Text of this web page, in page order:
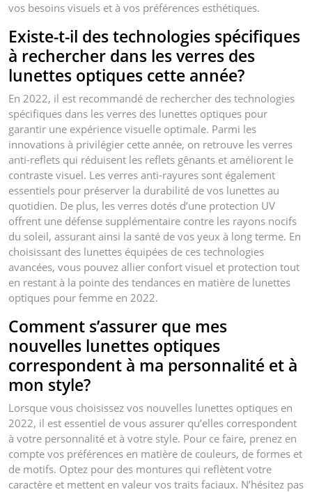
vos besoins visuels et à vos préférences esthétiques.
Existe-t-il des technologies spécifiques
à rechercher dans les verres des
lunettes optiques cette année?
En 2022, il est recommandé de rechercher des technologies
spécifiques dans les verres des lunettes optiques pour
garantir une expérience visuelle optimale. Parmi les
innovations à privilégier cette année, on retrouve les verres
anti-reflets qui réduisent les reflets gênants et améliorent le
contraste visuel. Les verres anti-rayures sont également
essentiels pour préserver la durabilité de vos lunettes au
quotidien. De plus, les verres dotés d’une protection UV
offrent une défense supplémentaire contre les rayons nocifs
du soleil, assurant ainsi la santé de vos yeux à long terme. En
choisissant des lunettes équipées de ces technologies
avancées, vous pouvez allier confort visuel et protection tout
en restant à la pointe des tendances en matière de lunettes
optiques pour femme en 2022.
Comment s’assurer que mes
nouvelles lunettes optiques
correspondent à ma personnalité et à
mon style?
Lorsque vous choisissez vos nouvelles lunettes optiques en
2022, il est essentiel de vous assurer qu’elles correspondent
à votre personnalité et à votre style. Pour ce faire, prenez en
compte vos préférences en matière de couleurs, de formes et
de motifs. Optez pour des montures qui reflètent votre
caractère et mettent en valeur vos traits faciaux. N’hésitez pas